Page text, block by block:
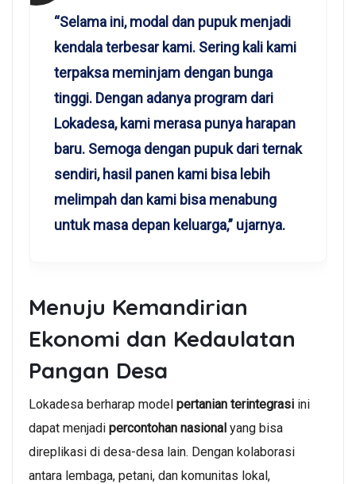
“Selama ini, modal dan pupuk menjadi
kendala terbesar kami. Sering kali kami
terpaksa meminjam dengan bunga
tinggi. Dengan adanya program dari
Lokadesa, kami merasa punya harapan
baru. Semoga dengan pupuk dari ternak
sendiri, hasil panen kami bisa lebih
melimpah dan kami bisa menabung
untuk masa depan keluarga,” ujarnya.
Menuju Kemandirian
Ekonomi dan Kedaulatan
Pangan Desa
Lokadesa berharap model pertanian terintegrasi ini
dapat menjadi percontohan nasional yang bisa
direplikasi di desa-desa lain. Dengan kolaborasi
antara lembaga, petani, dan komunitas lokal,